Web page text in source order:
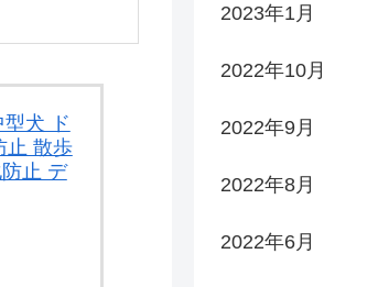
犬 ド
止 散歩
止 デ
2023年1月
2022年10月
2022年9月
2022年8月
2022年6月